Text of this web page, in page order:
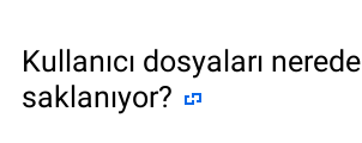
Kullanıcı dosyaları nerede
saklanıyor?